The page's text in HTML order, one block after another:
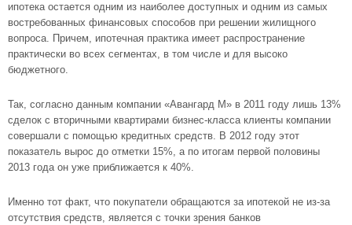
ипотека остается одним из наиболее доступных и одним из самых
востребованных финансовых способов при решении жилищного
вопроса. Причем, ипотечная практика имеет распространение
практически во всех сегментах, в том числе и для высоко
бюджетного.
Так, согласно данным компании «Авангард М» в 2011 году лишь 13%
сделок с вторичными квартирами бизнес-класса клиенты компании
совершали с помощью кредитных средств. В 2012 году этот
показатель вырос до отметки 15%, а по итогам первой половины
2013 года он уже приближается к 40%.
Именно тот факт, что покупатели обращаются за ипотекой не из-за
отсутствия средств, является с точки зрения банков